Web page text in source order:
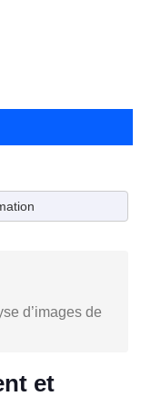
d’images de
et